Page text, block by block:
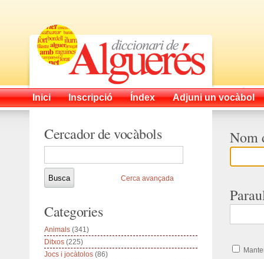
Inici Inscripció Índex Adjuni un vocàbol
Nom
Cercador de vocàbols
Cerca avançada
Categories
Animals (341)
Ditxos (225)
Jocs i jocàtolos (86)